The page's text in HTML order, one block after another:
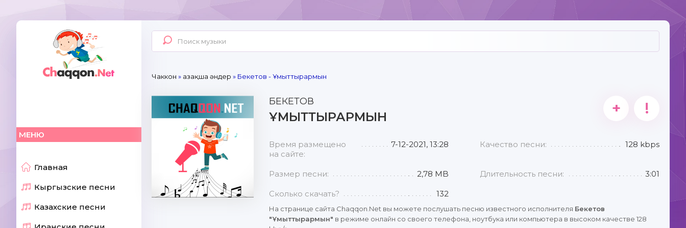
МЕНЮ
Главная
Кыргызские песни
Казахские песни
Чаккон » Қазақша әндер » Бекетов - Ұмыттырармын
БЕКЕТОВ
ҰМЫТТЫРАРМЫН + !
Время размещено
на сайте:
7-12-2021, 13:28 Качество песни: 128 kbps
Размер песни: 2,78 MB Длительность песни: 3:01
Сколько скачать? 132
На странице сайта Chaqqon.Net вы можете послушать песню известного исполнителя Бекетов
"Ұмыттырармын" в режиме онлайн со своего телефона, ноутбука или компьютера в высоком качестве 128